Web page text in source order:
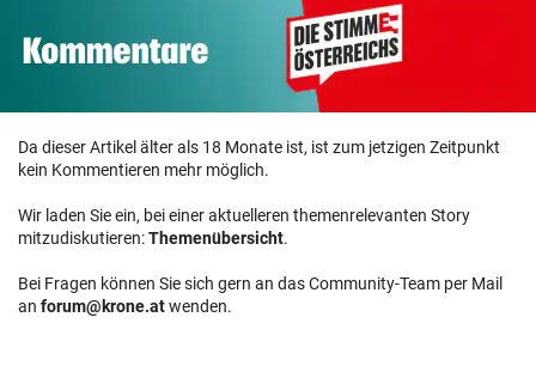
Da dieser Artikel älter als 18 Monate ist, ist zum jetzigen Zeitpunkt
kein Kommentieren mehr möglich.
Wir laden Sie ein, bei einer aktuelleren themenrelevanten Story
mitzudiskutieren:Themenübersicht.
Bei Fragen können Sie sich gern an das Community-Team per Mail
an forum@krone.atwenden.